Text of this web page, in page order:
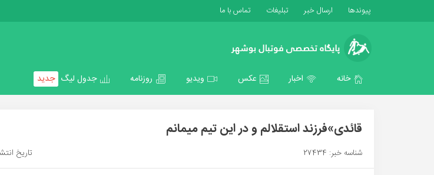
پیوندها ارسال خبر تبلیغات تماس با ما
خانه اخبار عکس ویدیو روزنامه جدول لیگ جدید
قائدی»فرزند استقلالم و در این تیم میمانم
شناسه خبر: 27434 تاریخ انتشار: 10